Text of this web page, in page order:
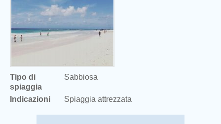
Tipo di
spiaggia
Sabbiosa
Indicazioni Spiaggia attrezzata